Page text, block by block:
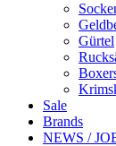
Gürtel
Sale
Brands
NEWS /